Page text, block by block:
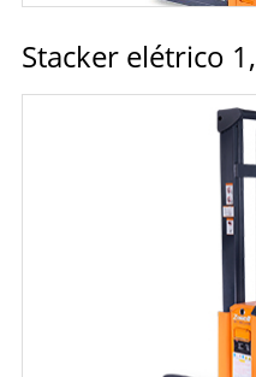
Stacker elétrico